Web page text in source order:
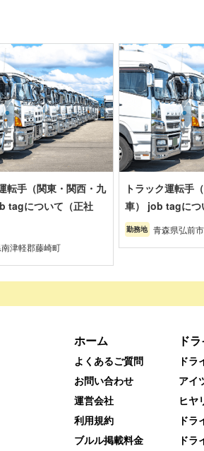
転手（関東・関西・九
tagについて（正社
津軽郡藤崎町
トラック運転手
車） job tagにつ
勤務地 青森県弘前市
ホーム
よくあるご質問
お問い合わせ
運営会社
利用規約
ブルル掲載料金
ド
ドラ
アイ
ヒヤ
ドラ
ドラ